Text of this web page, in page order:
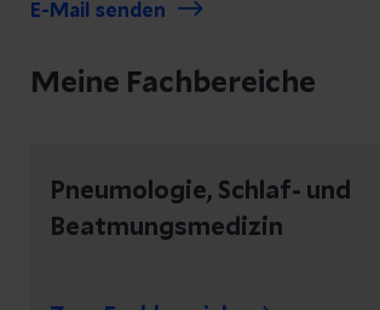
E-Mail senden
Meine Fachbereiche
Pneumologie, Schlaf- und
Beatmungsmedizin